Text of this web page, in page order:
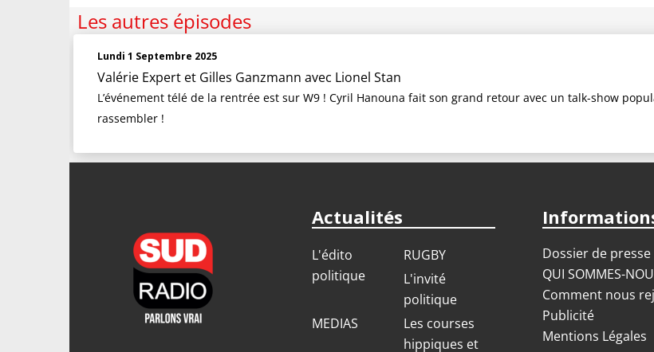
Les autres épisodes
Lundi 1 Septembre 2025
Valérie Expert et Gilles Ganzmann avec Lionel Stan
L’événement télé de la rentrée est sur W9 ! Cyril Hanouna fait son grand retour avec un talk-show
rassembler !
Actualités
L'édito
politique
RUGBY
L'invité
politique
MEDIAS
Les courses
hippiques et
Dossier de presse
QUI SOMMES-
Comment nous
Publicité
Mentions Légales